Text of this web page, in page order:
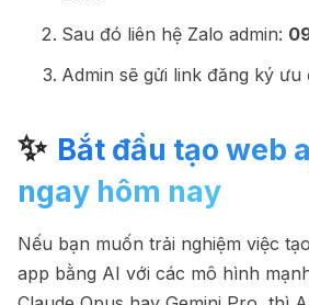
Sau đó liên hệ Zalo admin:
Admin sẽ gửi link đăng ký ưu
✨ Bắt đầu tạo web
ngay hôm nay
Nếu bạn muốn trải nghiệm việc
app bằng AI với các mô hình